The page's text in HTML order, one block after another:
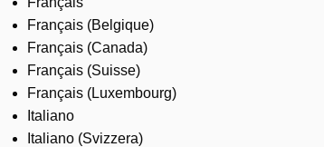
Français (Belgique)
Français (Canada)
Français (Suisse)
Français (Luxembourg)
Italiano
Italiano (Svizzera)